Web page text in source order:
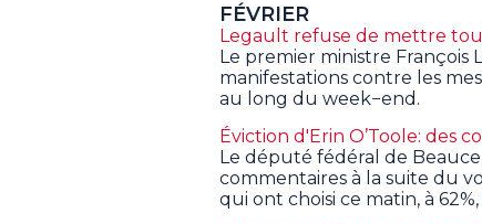
FÉVRIER
Legault refuse de mettre
Le premier ministre
manifestations contre les
au long du week−end.
Éviction d'Erin O’Toole: des
Le député fédéral de
commentaires à la suite du
qui ont choisi ce matin, à